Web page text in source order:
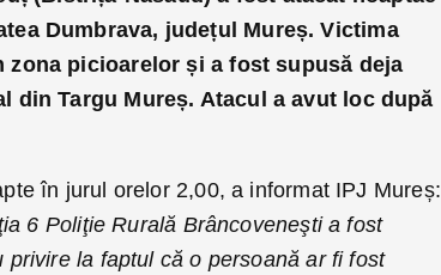
Dumbrava, județul Mureș. Victima
picioarelor și a fost supusă deja
Targu Mureș. Atacul a avut loc după
în jurul orelor 2,00, a informat IPJ Mureș:
6 Poliţie Rurală Brâncoveneşti a fost
la faptul că o persoană ar fi fost